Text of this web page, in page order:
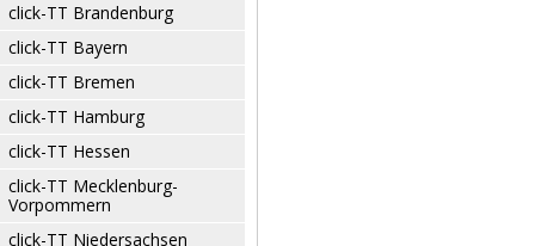
click-TT Brandenburg
click-TT Bayern
click-TT Bremen
click-TT Hamburg
click-TT Hessen
click-TT Mecklenburg-
Vorpommern
click-TT Niedersachsen